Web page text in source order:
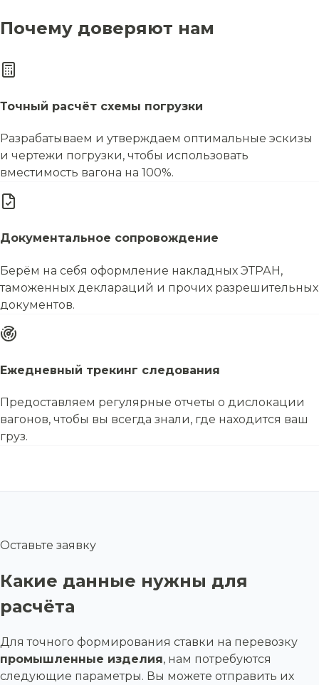
Почему доверяют нам
Точный расчёт схемы погрузки
Разрабатываем и утверждаем оптимальные эскизы
и чертежи погрузки, чтобы использовать
вместимость вагона на 100%.
Документальное сопровождение
Берём на себя оформление накладных ЭТРАН,
таможенных деклараций и прочих разрешительных
документов.
Ежедневный трекинг следования
Предоставляем регулярные отчеты о дислокации
вагонов, чтобы вы всегда знали, где находится ваш
груз.
Оставьте заявку
Какие данные нужны для
расчёта
Для точного формирования ставки на перевозку
промышленные изделия, нам потребуются
следующие параметры. Вы можете отправить их